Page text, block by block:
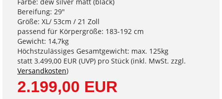
Bereifung: 29"
Größe: XL/ 53cm / 21 Zoll
passend für Körpergröße: 183-192 cm
Gewicht: 14,7kg
Höchstzulässiges Gesamtgewicht: max. 125kg
statt 3.499,00 EUR (UVP) pro Stück (inkl. MwSt. zzgl.
Versandkosten)
2.199,00 EUR